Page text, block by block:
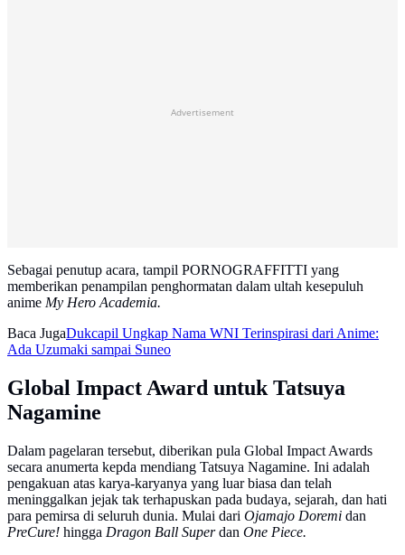
Advertisement
Sebagai penutup acara, tampil PORNOGRAFFITTI yang
memberikan penampilan penghormatan dalam ultah kesepuluh
anime My Hero Academia.
Baca JugaDukcapil Ungkap Nama WNI Terinspirasi dari Anime:
Ada Uzumaki sampai Suneo
Global Impact Award untuk Tatsuya
Nagamine
Dalam pagelaran tersebut, diberikan pula Global Impact Awards
secara anumerta kepda mendiang Tatsuya Nagamine. Ini adalah
pengakuan atas karya-karyanya yang luar biasa dan telah
meninggalkan jejak tak terhapuskan pada budaya, sejarah, dan hati
para pemirsa di seluruh dunia. Mulai dari Ojamajo Doremi dan
PreCure! hingga Dragon Ball Superdan One Piece.